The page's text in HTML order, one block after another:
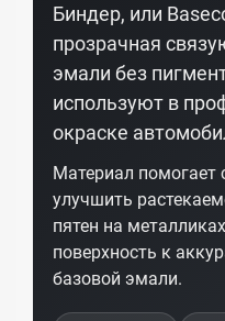
Биндер, или
прозрачная
эмали без
используют в
окраске
Материал помогает
улучшить
пятен на
поверхность к
базовой эмали.